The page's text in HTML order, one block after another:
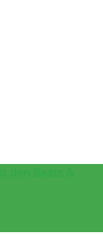
den Beats &